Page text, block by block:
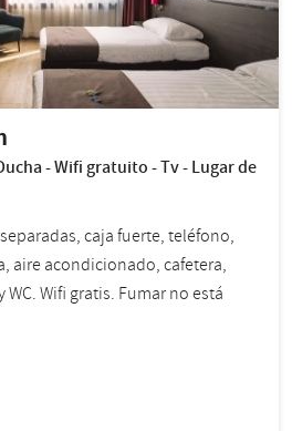
- Wifi gratuito - Tv - Lugar de
caja fuerte, teléfono,
aire acondicionado, cafetera,
Wifi gratis. Fumar no está